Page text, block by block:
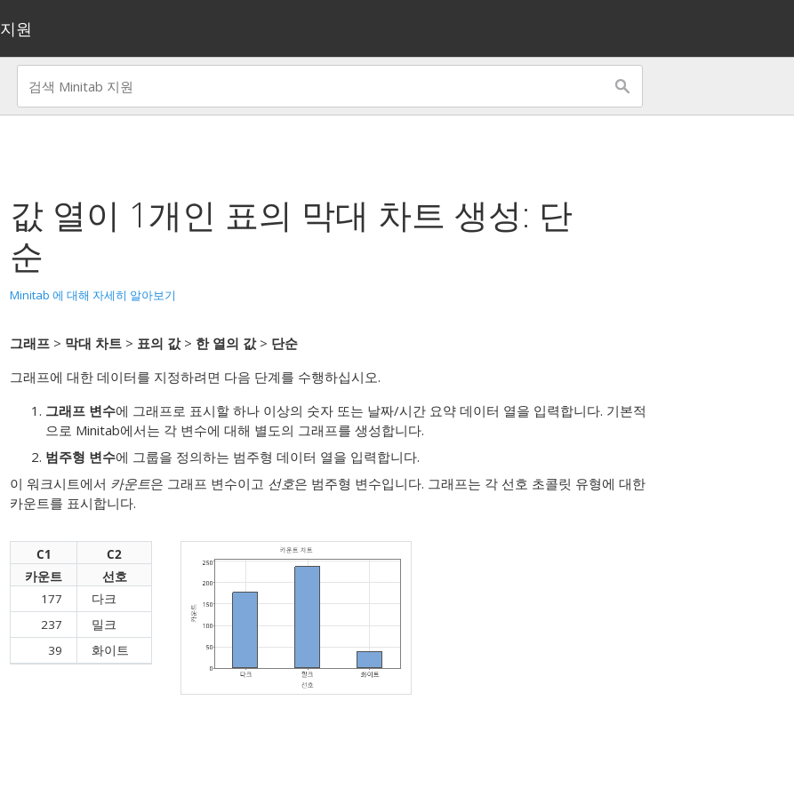
지원
값 열이 1개인 표의 막대 차트 생성: 단
순
Minitab 에 대해 자세히 알아보기
그래프 > 막대 차트 > 표의 값> 한 열의 값> 단순
그래프에 대한 데이터를 지정하려면 다음 단계를 수행하십시오.
그래프 변수에 그래프로 표시할 하나 이상의 숫자 또는 날짜/시간 요약 데이터 열을 입력합니다. 기본적
으로 Minitab에서는 각 변수에 대해 별도의 그래프를 생성합니다.
범주형 변수에 그룹을 정의하는 범주형 데이터 열을 입력합니다.
이 워크시트에서 카운트은 그래프 변수이고 선호은 범주형 변수입니다. 그래프는 각 선호 초콜릿 유형에 대한
카운트를 표시합니다.
C1
C2
카운트
선호
177
다크
237
밀크
39
화이트